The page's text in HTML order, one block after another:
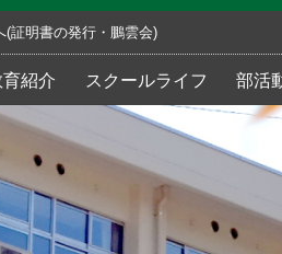
(証明書の発行・鵬雲会)
育紹介 スクールライフ 部活